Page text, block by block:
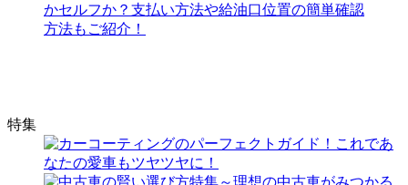
かセルフか？支払い方法や給油口位置の簡単確認
方法もご紹介！
特集